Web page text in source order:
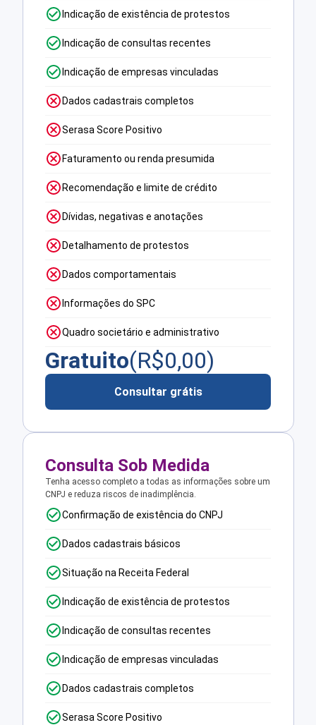
Indicação de existência de protestos
Indicação de consultas recentes
Indicação de empresas vinculadas
Dados cadastrais completos
Serasa Score Positivo
Faturamento ou renda presumida
Recomendação e limite de crédito
Dívidas, negativas e anotações
Detalhamento de protestos
Dados comportamentais
Informações do SPC
Quadro societário e administrativo
Gratuito(R$0,00)
Consultar grátis
Consulta Sob Medida
Tenha acesso completo a todas as informações sobre um
CNPJ e reduza riscos de inadimplência.
Confirmação de existência do CNPJ
Dados cadastrais básicos
Situação na Receita Federal
Indicação de existência de protestos
Indicação de consultas recentes
Indicação de empresas vinculadas
Dados cadastrais completos
Serasa Score Positivo